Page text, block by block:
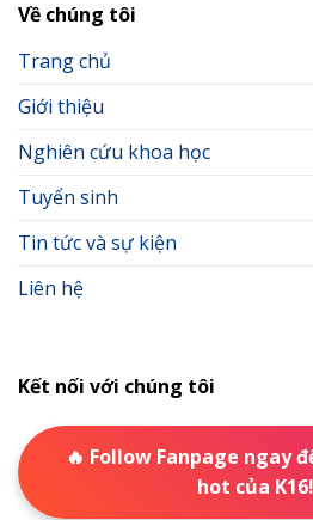
Về chúng tôi
Trang chủ
Giới thiệu
Nghiên cứu khoa học
Tuyển sinh
Tin tức và sự kiện
Liên hệ
Kết nối với chúng tôi
🔥 Follow Fanpage ngay
hot của